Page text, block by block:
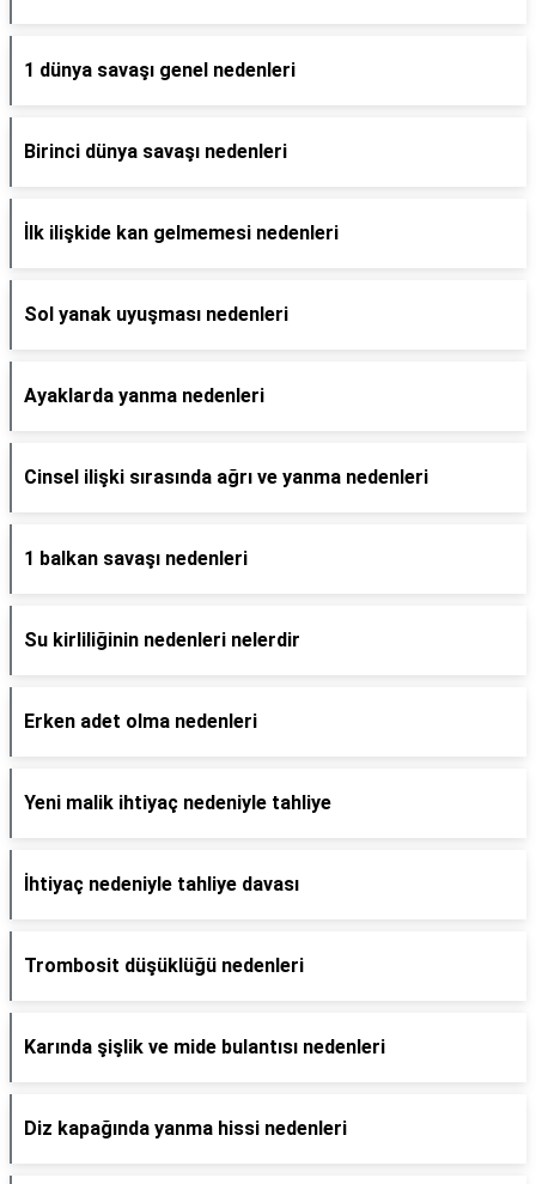
1 dünya savaşı genel nedenleri
Birinci dünya savaşı nedenleri
İlk ilişkide kan gelmemesi nedenleri
Sol yanak uyuşması nedenleri
Ayaklarda yanma nedenleri
Cinsel ilişki sırasında ağrı ve yanma nedenleri
1 balkan savaşı nedenleri
Su kirliliğinin nedenleri nelerdir
Erken adet olma nedenleri
Yeni malik ihtiyaç nedeniyle tahliye
İhtiyaç nedeniyle tahliye davası
Trombosit düşüklüğü nedenleri
Karında şişlik ve mide bulantısı nedenleri
Diz kapağında yanma hissi nedenleri